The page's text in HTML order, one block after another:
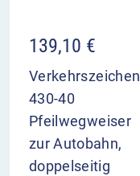
139,10 €
Verkehrszeichen
430-40
Pfeilwegweiser
zur Autobahn,
doppelseitig